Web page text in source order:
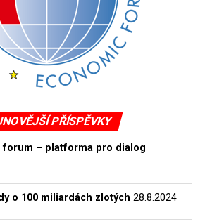
PŘÍSPĚVKY
forum – platforma pro dialog
o 100 miliardách zlotých 28.8.2024